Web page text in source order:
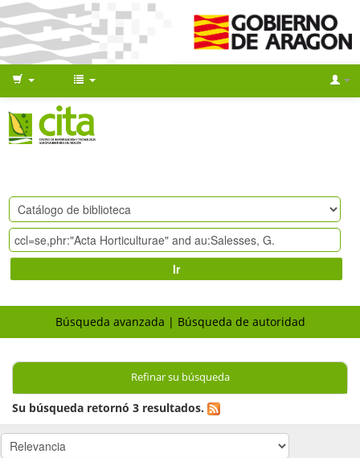
Ir
Búsqueda avanzada Búsqueda de autoridad
Refinar su búsqueda
Su búsqueda retornó 3 resultados.